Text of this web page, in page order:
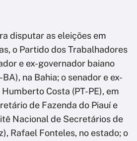
disputar as eleições em
o Partido dos Trabalhadores
e ex-governador baiano
na Bahia; o senador e ex-
Costa (PT-PE), em
de Fazenda do Piauí e
Nacional de Secretários de
Rafael Fonteles, no estado; o